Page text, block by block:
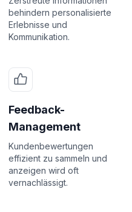
behindern personalisierte
Erlebnisse und
Kommunikation.
Feedback-
Management
Kundenbewertungen
effizient zu sammeln und
anzeigen wird oft
vernachlässigt.